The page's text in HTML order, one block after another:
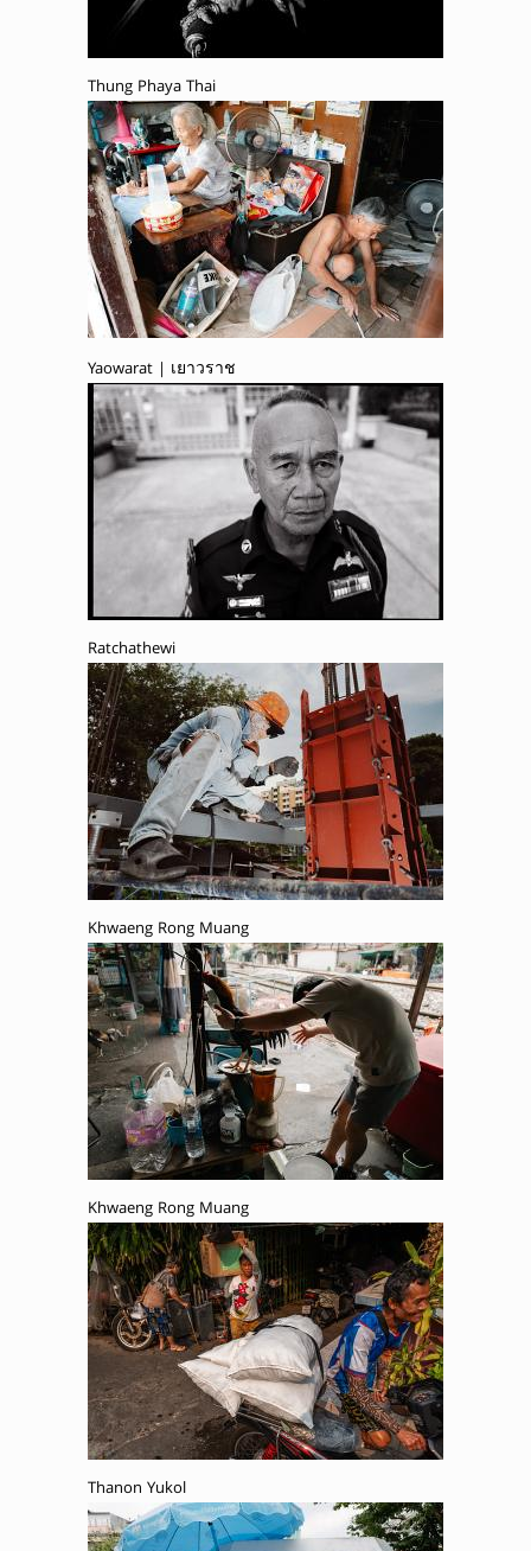
Thung Phaya Thai
Yaowarat | เยาวราช
Ratchathewi
Khwaeng Rong Muang
Khwaeng Rong Muang
Thanon Yukol